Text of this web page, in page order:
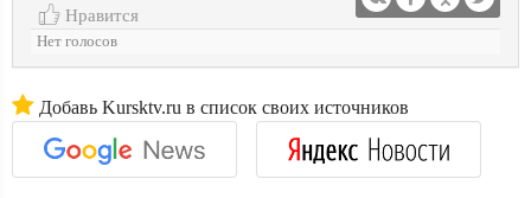
Нравится
Нет голосов
Добавь Kursktv.ru в список своих источников